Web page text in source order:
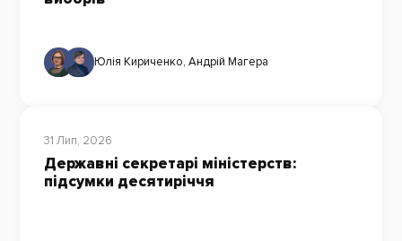
Юлія Кириченко, Андрій Магера
31 Лип, 2026
Державні секретарі міністерств:
підсумки десятиріччя